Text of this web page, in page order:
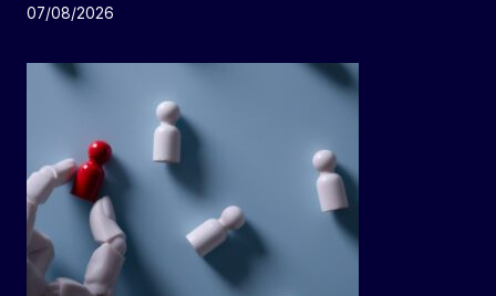
07/08/2026